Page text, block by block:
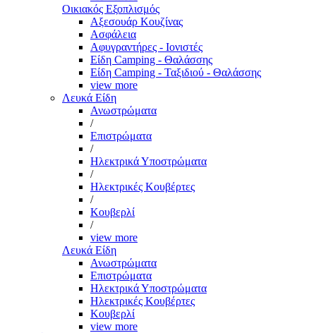
Οικιακός Εξοπλισμός
Αξεσουάρ Κουζίνας
Ασφάλεια
Αφυγραντήρες - Ιονιστές
Είδη Camping - Θαλάσσης
Είδη Camping - Ταξιδιού - Θαλάσσης
view more
Λευκά Είδη
Ανωστρώματα
/
Επιστρώματα
/
Ηλεκτρικά Υποστρώματα
/
Ηλεκτρικές Κουβέρτες
/
Κουβερλί
/
view more
Λευκά Είδη
Ανωστρώματα
Επιστρώματα
Ηλεκτρικά Υποστρώματα
Ηλεκτρικές Κουβέρτες
Κουβερλί
view more